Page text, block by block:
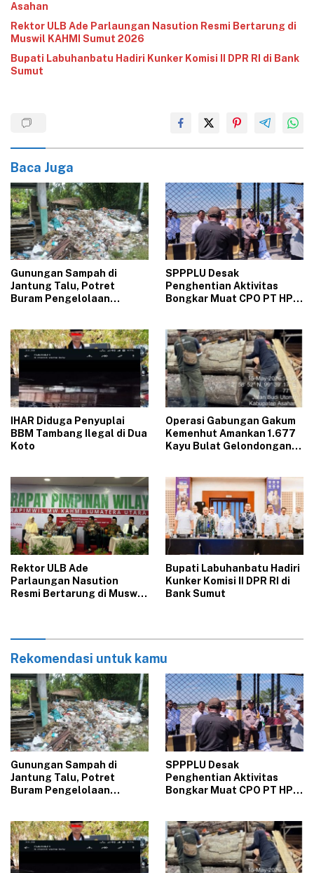
Asahan
Rektor ULB Ade Parlaungan Nasution Resmi Bertarung di
Muswil KAHMI Sumut 2026
‎Bupati Labuhanbatu Hadiri Kunker Komisi II DPR RI di Bank
Sumut‎
Baca Juga
Gunungan Sampah di
Jantung Talu, Potret
Buram Pengelolaan
‎SPPPLU Desak
Penghentian Aktivitas
Bongkar Muat CPO PT HPP
‎IHAR Diduga Penyuplai
BBM Tambang Ilegal di Dua
Koto‎
Operasi Gabungan Gakum
Kemenhut Amankan 1.677
Kayu Bulat Gelondongan
Rektor ULB Ade
Parlaungan Nasution
Resmi Bertarung di Muswil
‎Bupati Labuhanbatu Hadiri
Kunker Komisi II DPR RI di
Bank Sumut‎
Rekomendasi untuk kamu
Gunungan Sampah di
Jantung Talu, Potret
Buram Pengelolaan
‎SPPPLU Desak
Penghentian Aktivitas
Bongkar Muat CPO PT HPP